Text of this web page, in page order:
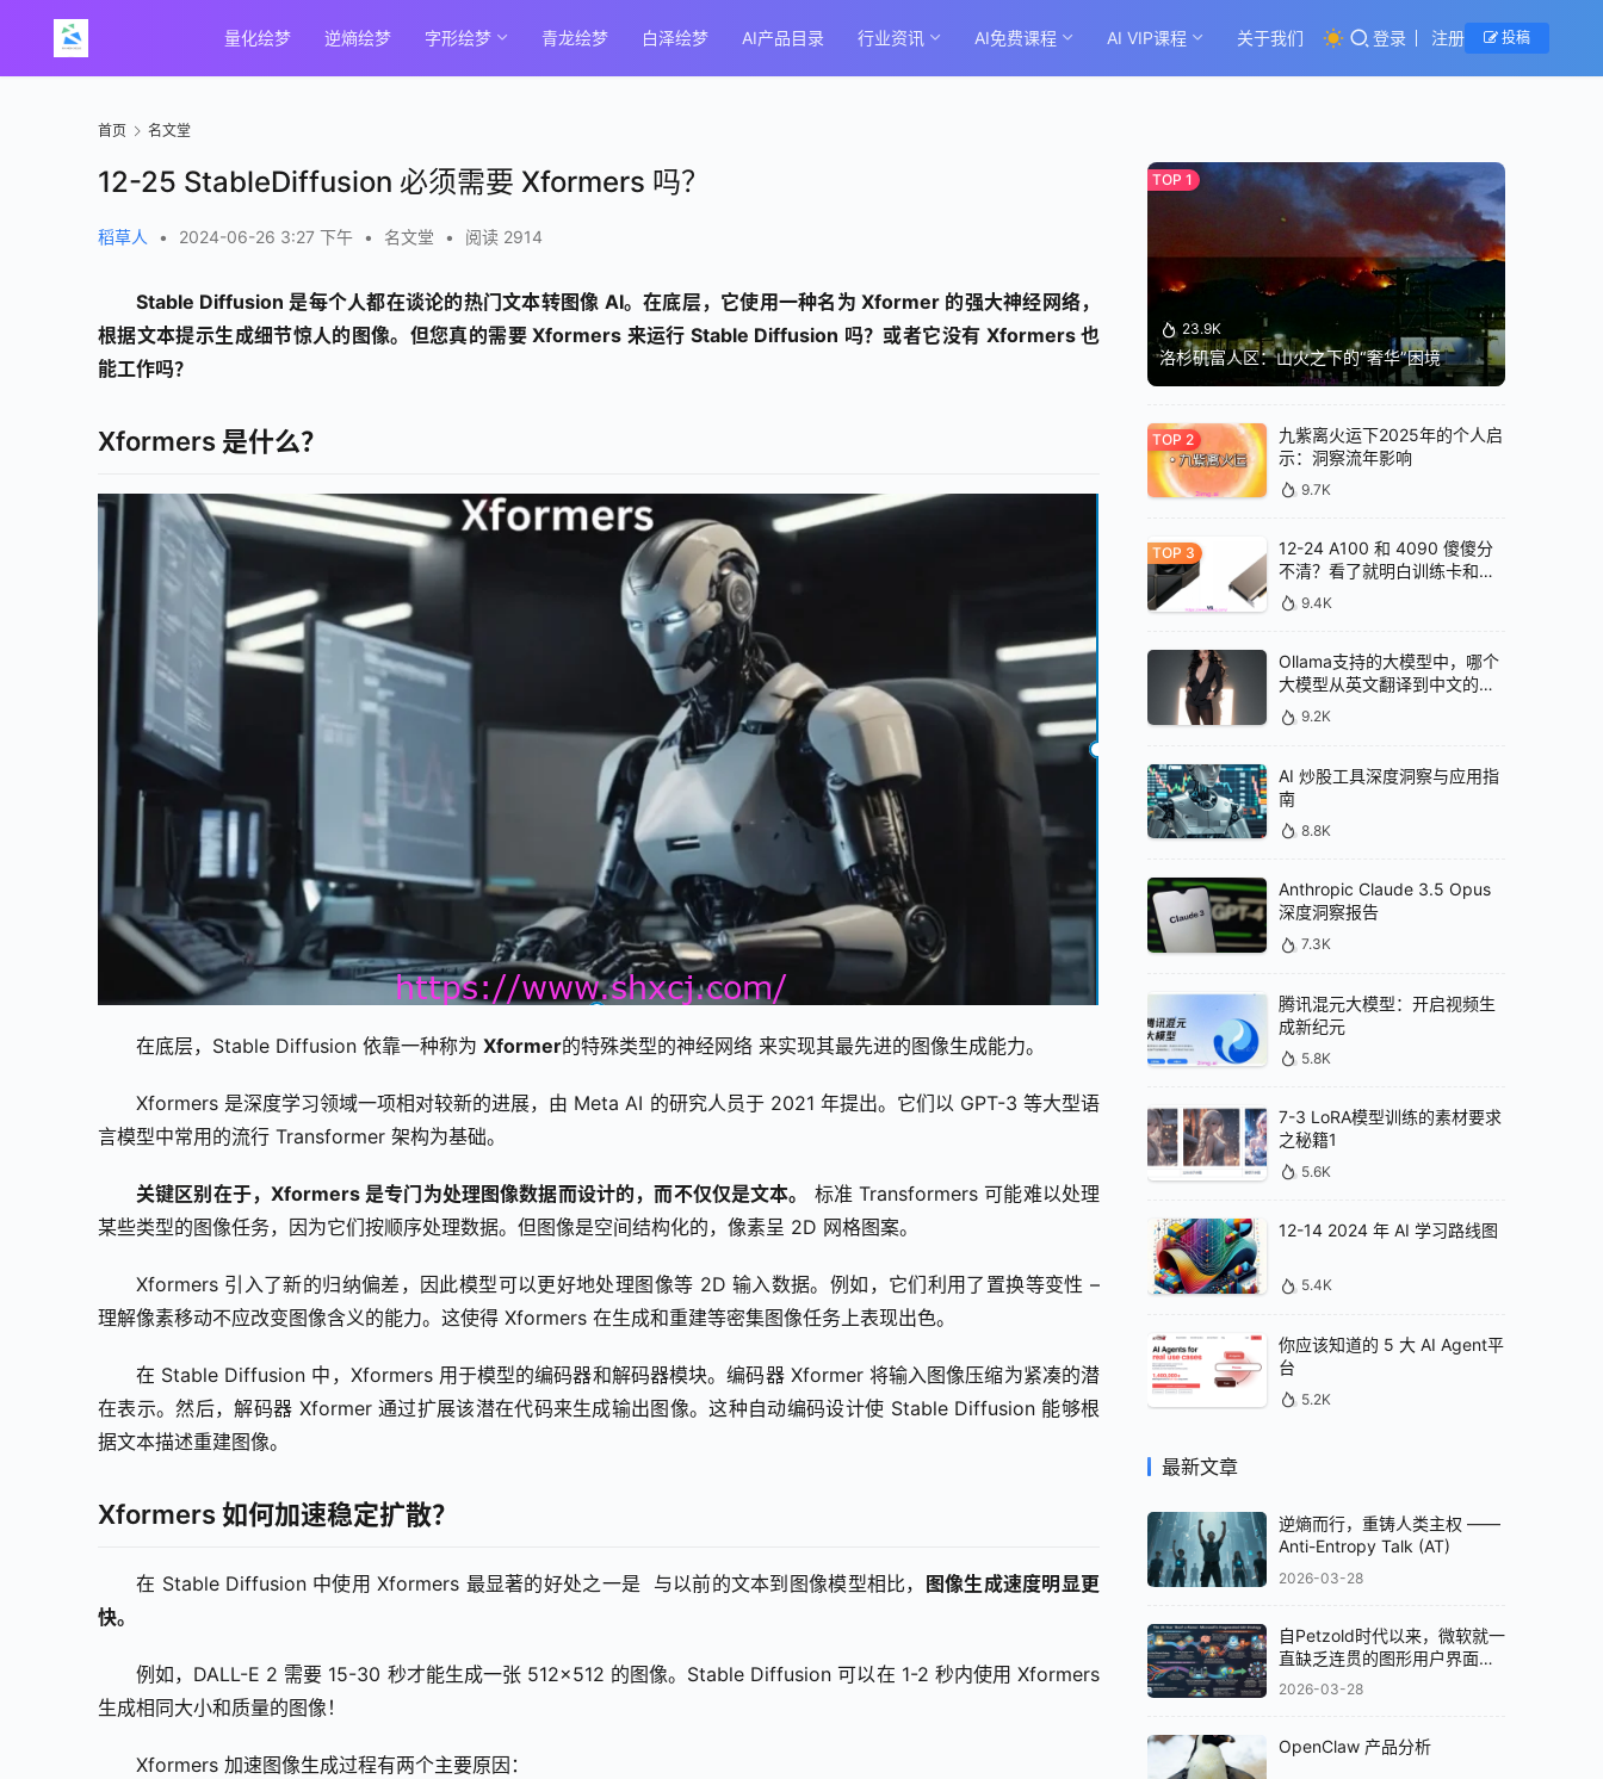
量化绘梦 逆熵绘梦 字形绘梦 青龙绘梦 白泽绘梦 AI产品目录 行业资讯 AI免费课程 AI VIP课程 关于我们 登录 注册 投稿
首页 名文堂
12-25 StableDiffusion 必须需要 Xformers 吗？
稻草人 • 2024-06-26 3:27 下午 • 名文堂 • 阅读 2914
Stable Diffusion 是每个人都在谈论的热门文本转图像 AI。在底层，它使用一种名为 Xformer 的强大神经网络，
根据文本提示生成细节惊人的图像。但您真的需要 Xformers 来运行 Stable Diffusion 吗？或者它没有 Xformers 也
能工作吗？
Xformers 是什么？
在底层，Stable Diffusion 依靠一种称为 Xformer的特殊类型的神经网络 来实现其最先进的图像生成能力。
Xformers 是深度学习领域一项相对较新的进展，由 Meta AI 的研究人员于 2021 年提出。它们以 GPT-3 等大型语
言模型中常用的流行 Transformer 架构为基础。
关键区别在于，Xformers 是专门为处理图像数据而设计的，而不仅仅是文本。
标准 Transformers 可能难以处理
某些类型的图像任务，因为它们按顺序处理数据。但图像是空间结构化的，像素呈 2D 网格图案。
Xformers 引入了新的归纳偏差，因此模型可以更好地处理图像等 2D 输入数据。例如，它们利用了置换等变性 –
理解像素移动不应改变图像含义的能力。这使得 Xformers 在生成和重建等密集图像任务上表现出色。
在 Stable Diffusion 中，Xformers 用于模型的编码器和解码器模块。编码器 Xformer 将输入图像压缩为紧凑的潜
在表示。然后，解码器 Xformer 通过扩展该潜在代码来生成输出图像。这种自动编码设计使 Stable Diffusion 能够根
据文本描述重建图像。
Xformers 如何加速稳定扩散？
在 Stable Diffusion 中使用 Xformers 最显著的好处之一是  与以前的文本到图像模型相比，
图像生成速度明显更
快。
例如，DALL-E 2 需要 15-30 秒才能生成一张 512×512 的图像。Stable Diffusion 可以在 1-2 秒内使用 Xformers
生成相同大小和质量的图像！
Xformers 加速图像生成过程有两个主要原因：
23.9K
洛杉矶富人区：山火之下的“奢华”困境
九紫离火运下2025年的个人启
示：洞察流年影响
9.7K
12-24 A100 和 4090 傻傻分
不清？看了就明白训练卡和推
理卡的区别
9.4K
Ollama支持的大模型中，哪个
大模型从英文翻译到中文的效
果最好
9.2K
AI 炒股工具深度洞察与应用指
南
8.8K
Anthropic Claude 3.5 Opus
深度洞察报告
7.3K
腾讯混元大模型：开启视频生
成新纪元
5.8K
7-3 LoRA模型训练的素材要求
之秘籍1
5.6K
12-14 2024 年 AI 学习路线图
5.4K
你应该知道的 5 大 AI Agent平
台
5.2K
最新文章
逆熵而行，重铸人类主权 ——
Anti-Entropy Talk (AT)
2026-03-28
自Petzold时代以来，微软就一
直缺乏连贯的图形用户界面
（GUI）策略
2026-03-28
OpenClaw 产品分析